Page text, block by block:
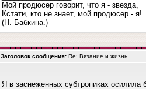
Мой продюсер говорит, что я - звезда,
Кстати, кто не знает, мой продюсер - я!
(Н. Бабкина.)
Заголовок сообщения: Re: Вязание и жизнь.
Я в заснеженных субтропиках